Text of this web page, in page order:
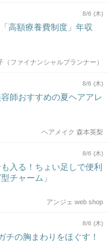
8/6 (木)
高額療養費制度」年収
（ファイナンシャルプランナー）
8/6 (木)
師おすすめの夏ヘアアレ
ヘアメイク 森本英梨
8/6 (木)
入る！ちょい足しで便利
チャーム」
アンジェ web shop
8/6 (木)
チの胸まわりをほぐす！